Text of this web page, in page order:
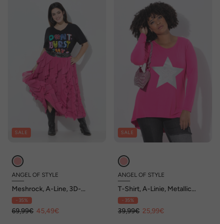
SALE
ANGEL OF STYLE
Meshrock, A-Line, 3D-
Rüschen, blickdichtes Futter
- 35%
69,99€ 45,49€
SALE
ANGEL OF STYLE
T-Shirt, A-Linie, Metallic
Stern, Langarm
- 35%
39,99€ 25,99€